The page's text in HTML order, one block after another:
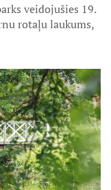
veidojušies 19.
rotaļu laukums,